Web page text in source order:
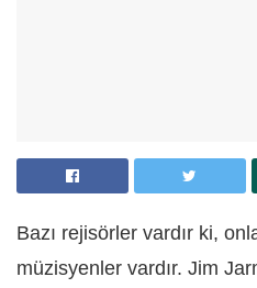
Bazı rejisörler vardır ki,
müzisyenler vardır. Jim